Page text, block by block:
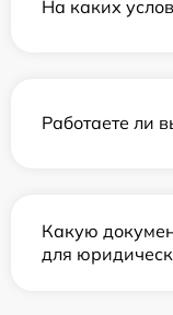
На каких
Работаете ли
Какую
для